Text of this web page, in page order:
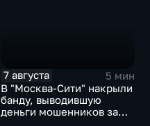
7 августа
5 мин
В "Москва‑Сити" накрыли
банду, выводившую
деньги мошенников за